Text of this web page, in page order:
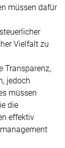
müssen dafür
Vielfalt zu
Transparenz,
jedoch
müssen
die
effektiv